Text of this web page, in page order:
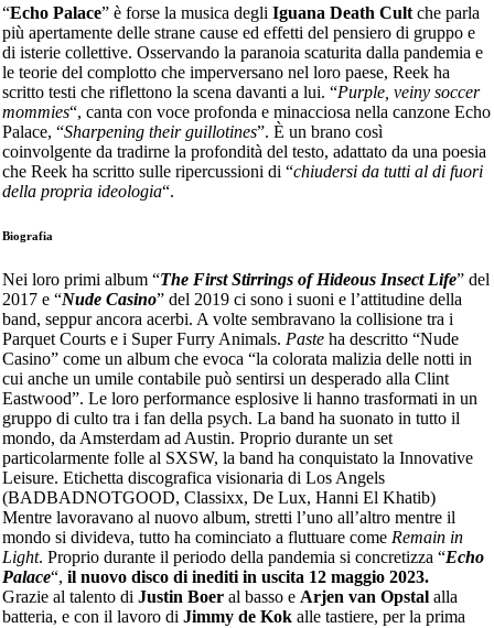
“Echo Palace” è forse la musica degli Iguana Death Cult che parla
più apertamente delle strane cause ed effetti del pensiero di gruppo e
di isterie collettive. Osservando la paranoia scaturita dalla pandemia e
le teorie del complotto che imperversano nel loro paese, Reek ha
scritto testi che riflettono la scena davanti a lui. “Purple, veiny soccer
mommies“, canta con voce profonda e minacciosa nella canzone Echo
Palace, “Sharpening their guillotines”. È un brano così
coinvolgente da tradirne la profondità del testo, adattato da una poesia
che Reek ha scritto sulle ripercussioni di “chiudersi da tutti al di fuori
della propria ideologia“.
Biografia
Nei loro primi album “The First Stirrings of Hideous Insect Life” del
2017 e “Nude Casino” del 2019 ci sono i suoni e l’attitudine della
band, seppur ancora acerbi. A volte sembravano la collisione tra i
Parquet Courts e i Super Furry Animals. Pasteha descritto “Nude
Casino” come un album che evoca “la colorata malizia delle notti in
cui anche un umile contabile può sentirsi un desperado alla Clint
Eastwood”. Le loro performance esplosive li hanno trasformati in un
gruppo di culto tra i fan della psych. La band ha suonato in tutto il
mondo, da Amsterdam ad Austin. Proprio durante un set
particolarmente folle al SXSW, la band ha conquistato la Innovative
Leisure. Etichetta discografica visionaria di Los Angels
(BADBADNOTGOOD, Classixx, De Lux, Hanni El Khatib)
Mentre lavoravano al nuovo album, stretti l’uno all’altro mentre il
mondo si divideva, tutto ha cominciato a fluttuare come Remain in
Light. Proprio durante il periodo della pandemia si concretizza “Echo
Palace“, il nuovo disco di inediti in uscita 12 maggio 2023.
Grazie al talento di Justin Boeral basso e Arjen van Opstalalla
batteria, e con il lavoro di Jimmy de Kokalle tastiere, per la prima